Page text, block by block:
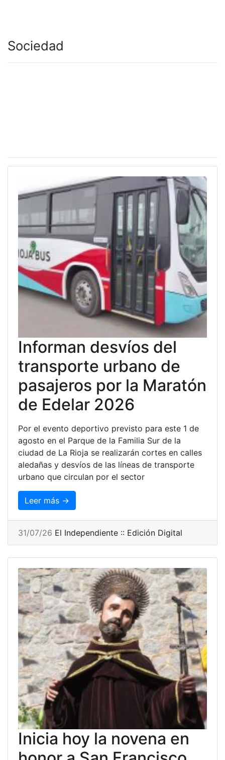
Sociedad
Informan desvíos del
transporte urbano de
pasajeros por la Maratón
de Edelar 2026
Por el evento deportivo previsto para este 1 de
agosto en el Parque de la Familia Sur de la
ciudad de La Rioja se realizarán cortes en calles
aledañas y desvíos de las líneas de transporte
urbano que circulan por el sector
Leer más →
31/07/26 El Independiente :: Edición Digital
Inicia hoy la novena en